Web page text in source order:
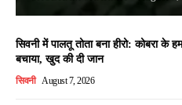
सिवनी में पालतू तोता बना हीरो: कोबरा
बचाया, खुद की दी जान
सिवनी August 7, 2026